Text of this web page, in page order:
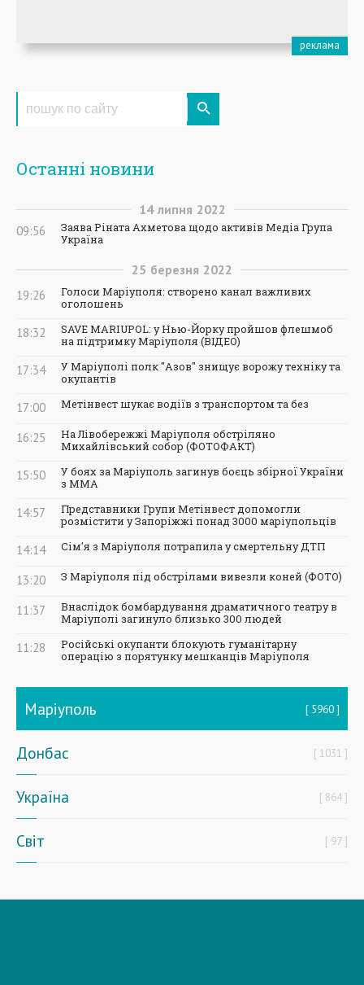
Останні новини
14 липня 2022
09:56
Заява Ріната Ахметова щодо активів Медіа Група
Україна
25 березня 2022
19:26
Голоси Маріуполя: створено канал важливих
оголошень
18:32
SAVE MARIUPOL: у Нью-Йорку пройшов флешмоб
на підтримку Маріуполя (ВІДЕО)
17:34
У Маріуполі полк "Азов" знищує ворожу техніку та
окупантів
17:00 Метінвест шукає водіїв з транспортом та без
16:25
На Лівобережжі Маріуполя обстріляно
Михайлівський собор (ФОТОФАКТ)
15:50
У боях за Маріуполь загинув боєць збірної України
з ММА
14:57
Представники Групи Метінвест допомогли
розмістити у Запоріжжі понад 3000 маріупольців
14:14 Сім'я з Маріуполя потрапила у смертельну ДТП
13:20 З Маріуполя під обстрілами вивезли коней (ФОТО)
11:37
Внаслідок бомбардування драматичного театру в
Маріуполі загинуло близько 300 людей
11:28
Російські окупанти блокують гуманітарну
операцію з порятунку мешканців Маріуполя
Маріуполь 5960
Донбас 1031
Україна 864
Світ 97